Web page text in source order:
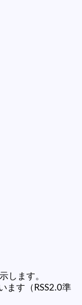
します。
ます（RSS2.0準